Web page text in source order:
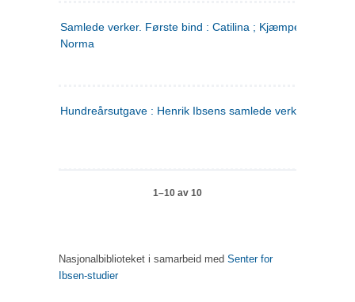
Samlede verker. Første bind : Catilina ; Kjæmpehøien ;
Norma
Hundreårsutgave : Henrik Ibsens samlede verker. 1
1–10 av 10
Nasjonalbiblioteket i samarbeid med Senter for
Ibsen-studier